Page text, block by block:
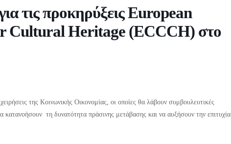
τις προκηρύξεις European
Cultural Heritage (ECCCH) στο
της Κοινωνικής Οικονομίας, οι οποίες θα λάβουν συμβουλευτικές
τη δυνατότητα πράσινης μετάβασης και να αυξήσουν την επιτυχία